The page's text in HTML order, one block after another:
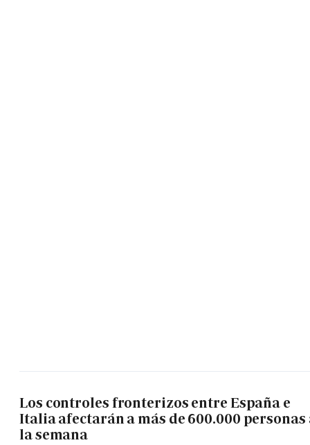
Los controles fronterizos entre España e
Italia afectarán a más de 600.000 personas
la semana